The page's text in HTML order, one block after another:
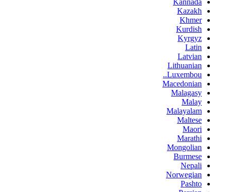
Kannada
Kazakh
Khmer
Kurdish
Kyrgyz
Latin
Latvian
Lithuanian
Luxembou..
Macedonian
Malagasy
Malay
Malayalam
Maltese
Maori
Marathi
Mongolian
Burmese
Nepali
Norwegian
Pashto